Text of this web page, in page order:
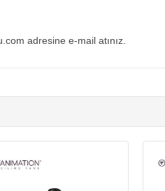
adresine e-mail atınız.